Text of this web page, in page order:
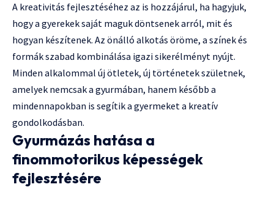
A kreativitás fejlesztéséhez az is hozzájárul, ha hagyjuk,
hogy a gyerekek saját maguk döntsenek arról, mit és
hogyan készítenek. Az önálló alkotás öröme, a színek és
formák szabad kombinálása igazi sikerélményt nyújt.
Minden alkalommal új ötletek, új történetek születnek,
amelyek nemcsak a gyurmában, hanem később a
mindennapokban is segítik a gyermeket a kreatív
gondolkodásban.
Gyurmázás hatása a
finommotorikus képességek
fejlesztésére